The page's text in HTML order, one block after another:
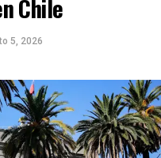
Chile
5, 2026